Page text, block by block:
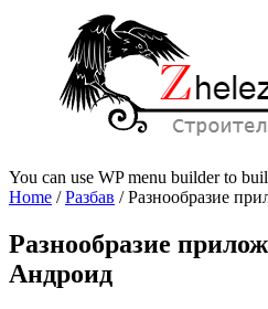
You can use WP menu builder to
Home /Разбав /Разнообразие
Разнообразие
Андроид